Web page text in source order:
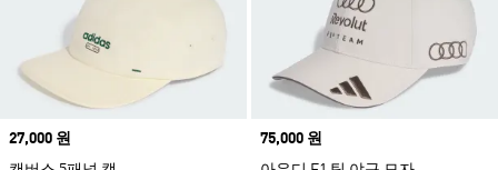
Price
27,000 원
Price
75,000 원